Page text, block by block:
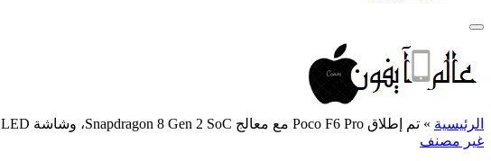
الرئيسية » تم إطلاق Poco F6 Pro مع معالج Snapdragon 8 Gen 2 SoC، وشاشة OLED بدقة 2K، وشحن بقوة 120 وات
غير مصنف